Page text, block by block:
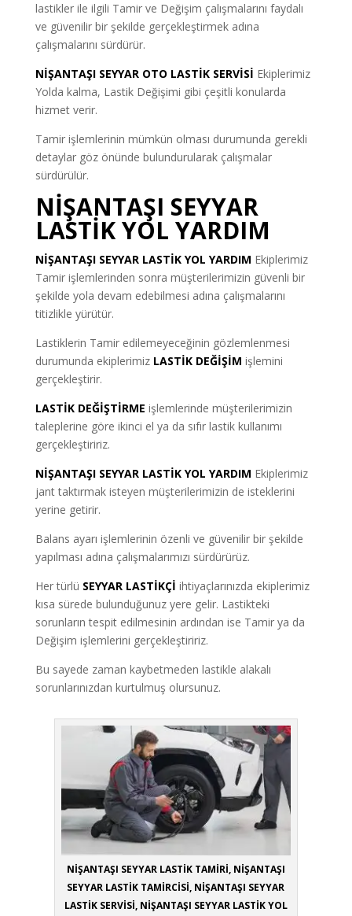
lastikler ile ilgili Tamir ve Değişim çalışmalarını faydalı
ve güvenilir bir şekilde gerçekleştirmek adına
çalışmalarını sürdürür.
NİŞANTAŞI SEYYAR OTO LASTİK SERVİSİ Ekiplerimiz
Yolda kalma, Lastik Değişimi gibi çeşitli konularda
hizmet verir.
Tamir işlemlerinin mümkün olması durumunda gerekli
detaylar göz önünde bulundurularak çalışmalar
sürdürülür.
NİŞANTAŞI SEYYAR
LASTİK YOL YARDIM
NİŞANTAŞI SEYYAR LASTİK YOL YARDIM Ekiplerimiz
Tamir işlemlerinden sonra müşterilerimizin güvenli bir
şekilde yola devam edebilmesi adına çalışmalarını
titizlikle yürütür.
Lastiklerin Tamir edilemeyeceğinin gözlemlenmesi
durumunda ekiplerimiz LASTİK DEĞİŞİM işlemini
gerçekleştirir.
LASTİK DEĞİŞTİRME işlemlerinde müşterilerimizin
taleplerine göre ikinci el ya da sıfır lastik kullanımı
gerçekleştiririz.
NİŞANTAŞI SEYYAR LASTİK YOL YARDIM Ekiplerimiz
jant taktırmak isteyen müşterilerimizin de isteklerini
yerine getirir.
Balans ayarı işlemlerinin özenli ve güvenilir bir şekilde
yapılması adına çalışmalarımızı sürdürürüz.
Her türlü SEYYAR LASTİKÇİ ihtiyaçlarınızda ekiplerimiz
kısa sürede bulunduğunuz yere gelir. Lastikteki
sorunların tespit edilmesinin ardından ise Tamir ya da
Değişim işlemlerini gerçekleştiririz.
Bu sayede zaman kaybetmeden lastikle alakalı
sorunlarınızdan kurtulmuş olursunuz.
NİŞANTAŞI SEYYAR LASTİK TAMİRİ, NİŞANTAŞI
SEYYAR LASTİK TAMİRCİSİ, NİŞANTAŞI SEYYAR
LASTİK SERVİSİ, NİŞANTAŞI SEYYAR LASTİK YOL